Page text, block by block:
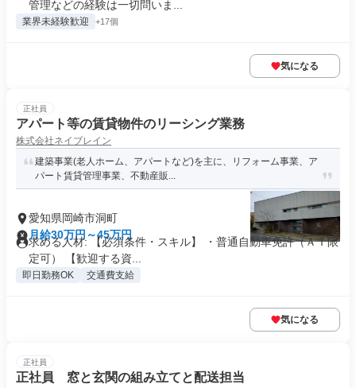
管理などの経験は一切問いま...
業界未経験歓迎 +17個
気になる
正社員
アパート等の賃貸物件のリーシング業務
株式会社ネイブレイン
建築事業(老人ホーム、アパートなど)を主に、リフォーム事業、ア
パート賃貸管理事業、不動産販...
愛知県岡崎市洞町
月給30万円～45万円
求める人材: 【必須条件・スキル】 ・普通自動車免許（ＡＴ限
定可） 【歓迎する資...
即日勤務OK 交通費支給
気になる
正社員
正社員 窓と玄関の組み立てと配送担当